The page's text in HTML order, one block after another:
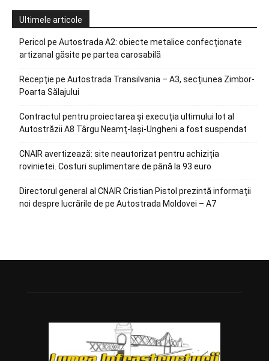
Ultimele articole
Pericol pe Autostrada A2: obiecte metalice confecționate
artizanal găsite pe partea carosabilă
Recepție pe Autostrada Transilvania – A3, secțiunea Zimbor-
Poarta Sălajului
Contractul pentru proiectarea și execuția ultimului lot al
Autostrăzii A8 Târgu Neamț-Iași-Ungheni a fost suspendat
CNAIR avertizează: site neautorizat pentru achiziția
rovinietei. Costuri suplimentare de până la 93 euro
Directorul general al CNAIR Cristian Pistol prezintă informații
noi despre lucrările de pe Autostrada Moldovei – A7